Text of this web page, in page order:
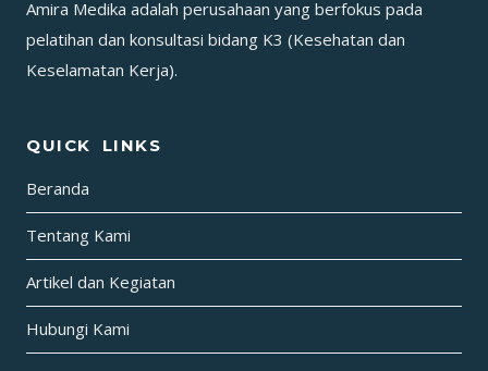
PADA
LUKA
TUSUK
Amira Medika adalah perusahaan yang berfokus pada
pelatihan dan konsultasi bidang K3 (Kesehatan dan
Keselamatan Kerja).
QUICK LINKS
Beranda
Tentang Kami
Artikel dan Kegiatan
Hubungi Kami